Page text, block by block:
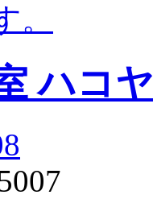
ハコ